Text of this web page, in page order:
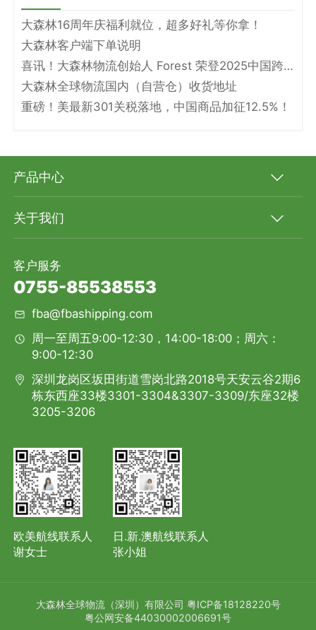
大森林16周年庆福利就位，超多好礼等你拿！
大森林客户端下单说明
喜讯！大森林物流创始人 Forest 荣登2025中国跨境电商物流名人堂！
大森林全球物流国内（自营仓）收货地址
重磅！美最新301关税落地，中国商品加征12.5%！
产品中心
关于我们
客户服务
0755-85538553
fba@fbashipping.com
周一至周五9:00-12:30，14:00-18:00；周六：
9:00-12:30
深圳龙岗区坂田街道雪岗北路2018号天安云谷2期6
栋东西座33楼3301-3304&3307-3309/东座32楼
3205-3206
欧美航线联系人
谢女士
日.新.澳航线联系人
张小姐
大森林全球物流（深圳）有限公司 粤ICP备18128220号
粤公网安备44030002006691号